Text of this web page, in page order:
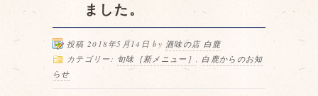
ました。
投稿 2018年5月14日 by 酒味の店 白鹿
カテゴリー: 旬味［新メニュー］ , 白鹿からのお知
らせ